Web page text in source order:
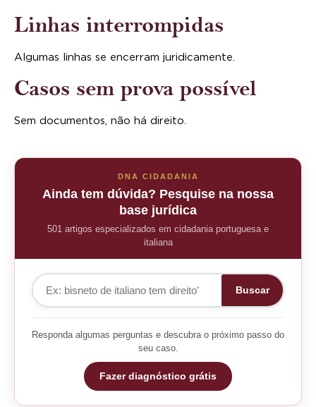
Linhas interrompidas
Algumas linhas se encerram juridicamente.
Casos sem prova possível
Sem documentos, não há direito.
DNA CIDADANIA
Ainda tem dúvida? Pesquise na nossa
base jurídica
501 artigos especializados em cidadania portuguesa e
italiana
Buscar
Responda algumas perguntas e descubra o próximo passo do
seu caso.
Fazer diagnóstico grátis